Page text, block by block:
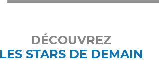
DÉCOUVREZ
LES STARS DE DEMAIN